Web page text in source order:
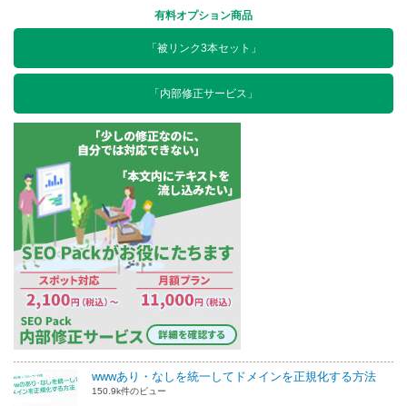
有料オプション商品
「被リンク3本セット」
「内部修正サービス」
wwwあり・なしを統一してドメインを正規化する方法
150.9k件のビュー